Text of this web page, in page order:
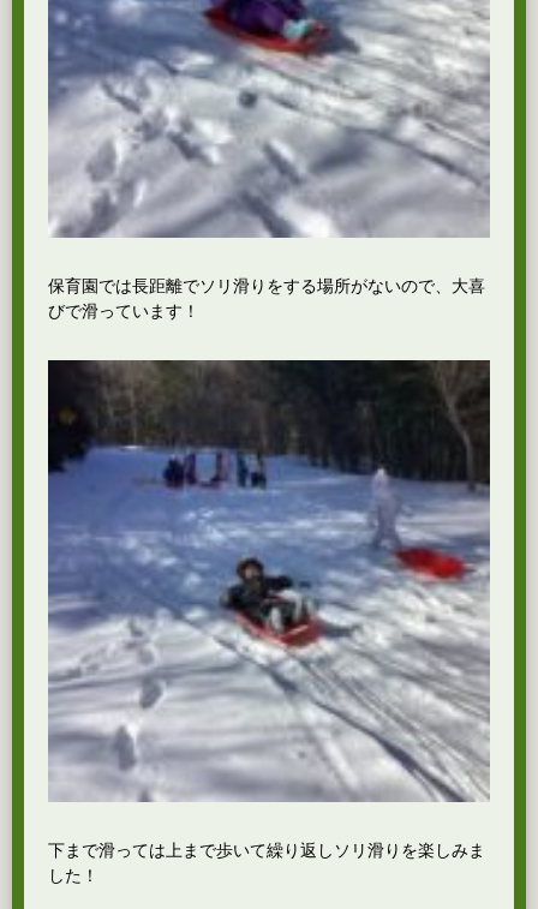
保育園では長距離でソリ滑りをする場所がないので、大喜
びで滑っています！
下まで滑っては上まで歩いて繰り返しソリ滑りを楽しみま
した！